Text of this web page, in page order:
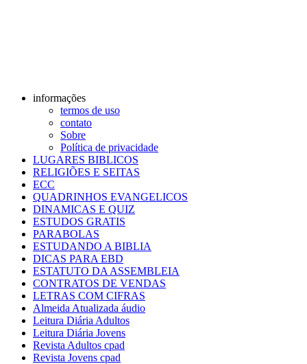
informações
termos de uso
contato
Sobre
Política de privacidade
LUGARES BIBLICOS
RELIGIÕES E SEITAS
ECC
QUADRINHOS EVANGELICOS
DINAMICAS E QUIZ
ESTUDOS GRATIS
PARABOLAS
ESTUDANDO A BIBLIA
DICAS PARA EBD
ESTATUTO DA ASSEMBLEIA
CONTRATOS DE VENDAS
LETRAS COM CIFRAS
Almeida Atualizada áudio
Leitura Diária Adultos
Leitura Diária Jovens
Revista Adultos cpad
Revista Jovens cpad